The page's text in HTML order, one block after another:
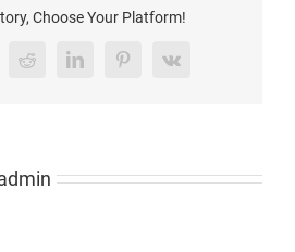
Geçiyor
Choose Your Platform!
RedditLinkedInPinterest
Vk